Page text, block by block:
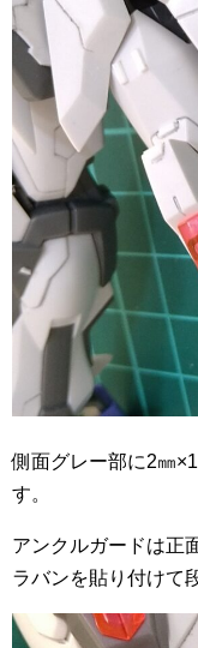
側面グレー部に2㎜
す。
アンクルガードは正
ラバンを貼り付けて